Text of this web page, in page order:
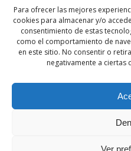
Para ofrecer las mejores
cookies para almacenar y/o
consentimiento de estas
como el comportamiento de
en este sitio. No consentir o
negativamente a ciertas
Ver
© 2026 Par Motor